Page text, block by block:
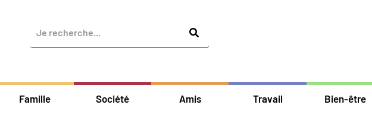
Famille Société Amis Travail Bien-être